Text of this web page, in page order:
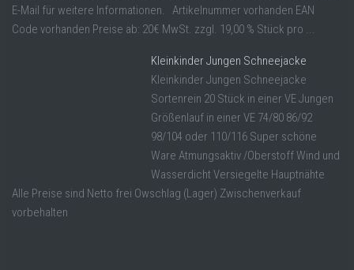
E-Mail für weitere Informationen. Artikelnummer vorhanden EAN
Code vorhanden Preise ab: 20€ MwSt. zzgl. 19,00 % Stück pro ...
Kleinkinder Jungen Schneejacke
Kleinkinder Jungen Schneejacke
Sortenrein 20 Stück in einer VE Jungen
Größenlauf in einer VE 74/80 86/92
98/104 oder 110/116 Super schöne
Ware Atmungsaktiv /Oberstoff Wind und
Wasserdicht Versiegelte Hauptnähte
Alle Preise sind Netto frei Owschlag (Lager) Zwischenverkauf
vorbehalten